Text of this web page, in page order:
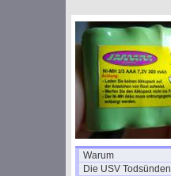
Warum
Die USV Todsünden